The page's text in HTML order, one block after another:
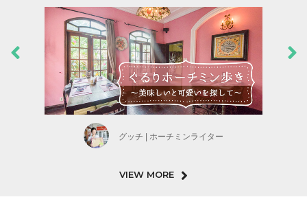
グッチ | ホーチミンライター
VIEW MORE